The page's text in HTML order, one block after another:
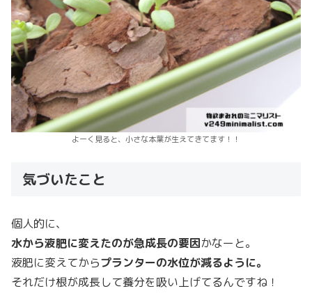
よーく見ると、小さな本葉が生えてきてます！！
気づいたこと
個人的に、
水から液肥に変えたのが急成長の要因かなーと。
液肥に変えてからプランターの水位が減るように。
それだけ根が成長して養分を吸い上げてるんですね！